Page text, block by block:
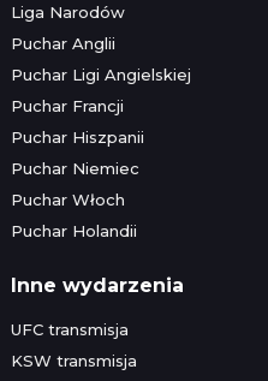
Liga Narodów
Puchar Anglii
Puchar Ligi Angielskiej
Puchar Francji
Puchar Hiszpanii
Puchar Niemiec
Puchar Włoch
Puchar Holandii
Inne wydarzenia
UFC transmisja
KSW transmisja